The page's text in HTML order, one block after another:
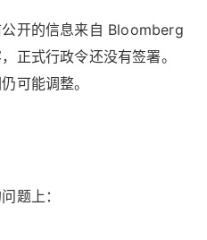
开的信息来自 Bloomberg
正式行政令还没有签署。
可能调整。
题上：